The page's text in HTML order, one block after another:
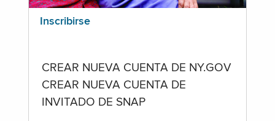
Inscribirse
CREAR NUEVA CUENTA DE NY.GOV
CREAR NUEVA CUENTA DE
INVITADO DE SNAP